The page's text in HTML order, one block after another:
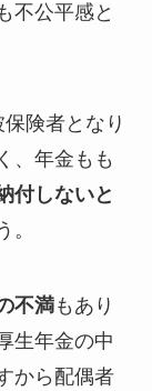
不公平感と
険者となり
、年金もも
付しないと
。
不満もあり
生年金の中
から配偶者